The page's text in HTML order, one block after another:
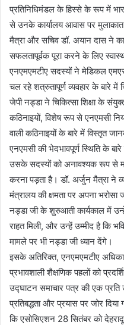
प्रतिनिधिमंडल के हिस्से के रूप में
से उनके कार्यालय आवास पर
मैत्रा और सचिव डॉ. अयान दास ने
सफलतापूर्वक पूरा करने के लिए
एनएमएमटीए सदस्यों ने मेडिकल
चल रहे शत्रुतापूर्ण व्यवहार के बारे में
जेपी नड्डा ने चिकित्सा शिक्षा के
कठिनाइयों, विशेष रूप से एनएमसी
वाली कठिनाइयों के बारे में विस्तृत
एनएमसी की भेदभावपूर्ण स्थिति के
उसके सदस्यों को अनावश्यक रूप से
करना पड़ता है। डॉ. अर्जुन मैत्रा ने
मंत्रालय की क्षमता पर अपना
नड्डा जी के शुरुआती कार्यकाल में
राहत मिली, और उन्हें उम्मीद है कि
मामले पर भी नड्डा जी ध्यान देंगे।
इसके अतिरिक्त, एनएमएमटीए
प्रभावशाली शैक्षणिक पहलों को
उद्घाटन समाचार पत्र की एक प्रति
प्रतिबद्धता और प्रयास पर जोर
कि एसोसिएशन 28 सितंबर को